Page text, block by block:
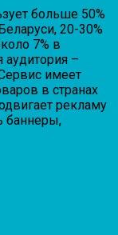
больше 50%
20-30%
7% в
аудитория –
имеет
в странах
рекламу
баннеры,